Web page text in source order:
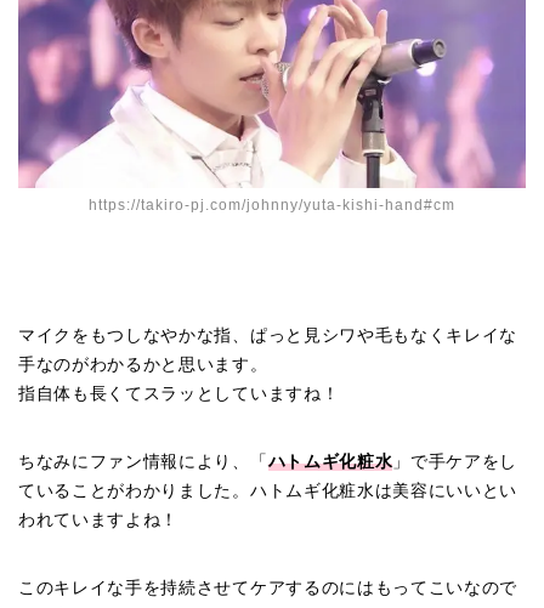
https://takiro-pj.com/johnny/yuta-kishi-hand#cm
マイクをもつしなやかな指、ぱっと見シワや毛もなくキレイな
手なのがわかるかと思います。
指自体も長くてスラッとしていますね！
ちなみにファン情報により、「ハトムギ化粧水」で手ケアをし
ていることがわかりました。ハトムギ化粧水は美容にいいとい
われていますよね！
このキレイな手を持続させてケアするのにはもってこいなので